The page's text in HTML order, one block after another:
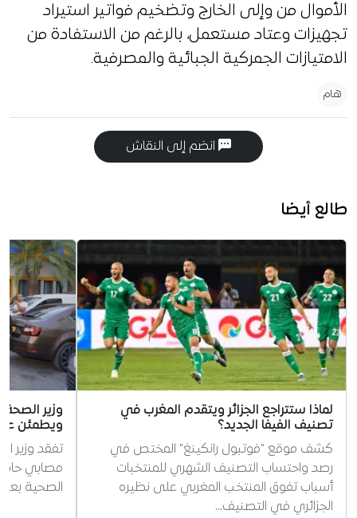
الأموال من وإلى الخارج وتضخيم فواتير استيراد
تجهيزات وعتاد مستعمل، بالرغم من الاستفادة من
الامتيازات الجمركية الجبائية والمصرفية.
هام
انضم إلى النقاش
طالع أيضا
لماذا ستتراجع الجزائر ويتقدم المغرب في
تصنيف الفيفا الجديد؟
كشف موقع "فوتبول رانكينغ" المختص في
رصد واحتساب التصنيف الشهري للمنتخبات
أسباب تفوق المنتخب المغربي على نظيره
الجزائري في التصنيف…
وزير
ويطمئن
تفقد وزير
مصابي
الصحية بعد وفاة 6